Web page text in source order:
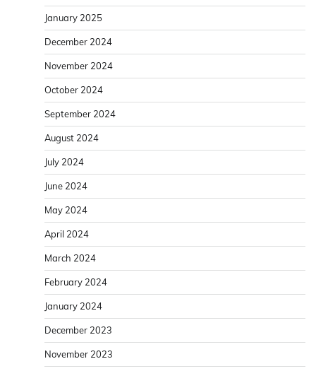
January 2025
December 2024
November 2024
October 2024
September 2024
August 2024
July 2024
June 2024
May 2024
April 2024
March 2024
February 2024
January 2024
December 2023
November 2023